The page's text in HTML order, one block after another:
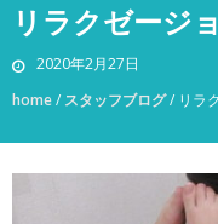
リラクゼージ
2020年2月27日
home/ スタッフブログ/ リラ